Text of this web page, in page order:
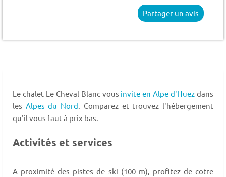
Partager un avis
Le chalet Le Cheval Blanc vous invite en Alpe d'Huez dans
les Alpes du Nord. Comparez et trouvez l'hébergement
qu'il vous faut à prix bas.
Activités et services
A proximité des pistes de ski (100 m), profitez de cotre